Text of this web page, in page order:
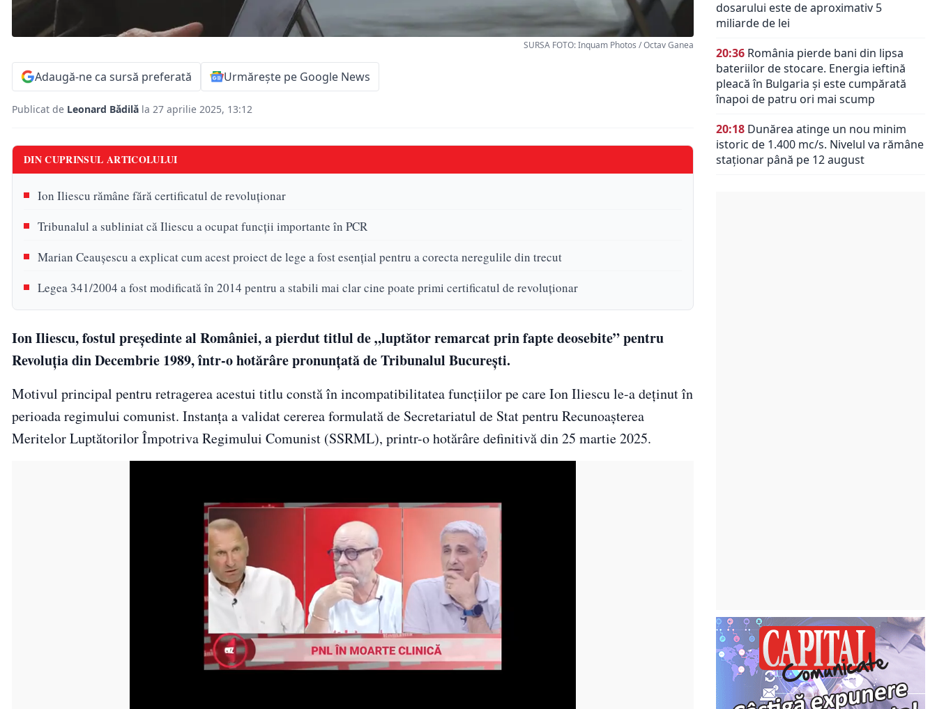
SURSA FOTO: Inquam Photos / Octav Ganea
Adaugă-ne ca sursă preferată Urmărește pe Google News
Publicat de Leonard Bădilă la 27 aprilie 2025, 13:12
DIN CUPRINSUL ARTICOLULUI
Ion Iliescu rămâne fără certificatul de revoluționar
Tribunalul a subliniat că Iliescu a ocupat funcții importante în PCR
Marian Ceaușescu a explicat cum acest proiect de lege a fost esențial pentru a corecta neregulile din trecut
Legea 341/2004 a fost modificată în 2014 pentru a stabili mai clar cine poate primi certificatul de revoluționar
Ion Iliescu, fostul președinte al României, a pierdut titlul de „luptător remarcat prin fapte deosebite” pentru
Revoluția din Decembrie 1989, într-o hotărâre pronunțată de Tribunalul București.
Motivul principal pentru retragerea acestui titlu constă în incompatibilitatea funcțiilor pe care Ion Iliescu le-a deținut în
perioada regimului comunist. Instanța a validat cererea formulată de Secretariatul de Stat pentru Recunoașterea
Meritelor Luptătorilor Împotriva Regimului Comunist (SSRML), printr-o hotărâre definitivă din 25 martie 2025.
dosarului este de aproximativ 5
miliarde de lei
20:36 România pierde bani din lipsa
bateriilor de stocare. Energia ieftină
pleacă în Bulgaria și este cumpărată
înapoi de patru ori mai scump
20:18 Dunărea atinge un nou minim
istoric de 1.400 mc/s. Nivelul va rămâne
staționar până pe 12 august